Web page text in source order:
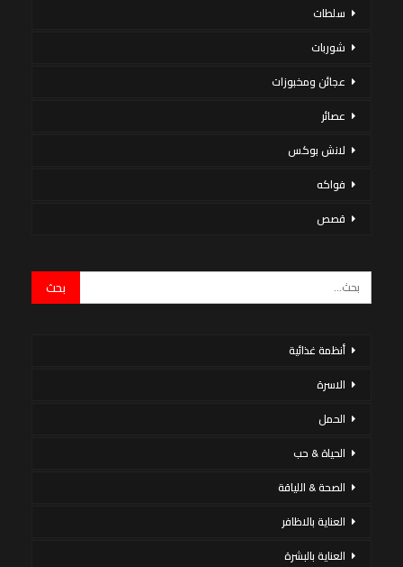
سلطات
شوربات
عجائن ومخبوزات
عصائر
لانش بوكس
فواكه
قصص
أنظمة غذائية
الاسرة
الحمل
الحياة & حب
الصحة & اللياقة
العناية بالاظافر
العناية بالبشرة